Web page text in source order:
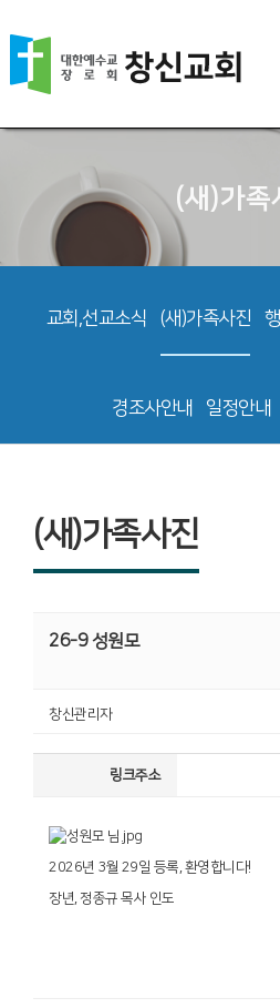
(새)가족
교회,선교소식 (새)가족사진
경조사안내 일정안내
(새)가족사진
26-9 성원모
창신관리자
링크주소
2026년 3월 29일 등록, 환영합니다!
장년, 정종규 목사 인도